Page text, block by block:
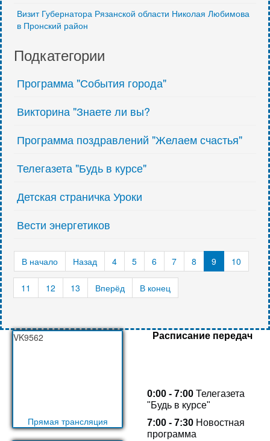
Визит Губернатора Рязанской области Николая Любимова
в Пронский район
Подкатегории
Программа "События города"
Викторина "Знаете ли вы?
Программа поздравлений "Желаем счастья"
Телегазета "Будь в курсе"
Детская страничка Уроки
Вести энергетиков
В начало Назад 4 5 6 7 8 9 10
11 12 13 Вперёд В конец
VK9562
Прямая трансляция
Расписание передач
0:00 - 7:00 Телегазета
"Будь в курсе"
7:00 - 7:30 Новостная
программа